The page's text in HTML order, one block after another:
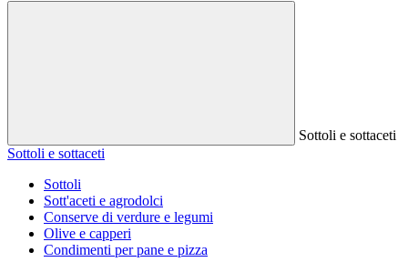
Sottoli e sottaceti
Sottoli e sottaceti
Sottoli
Sott'aceti e agrodolci
Conserve di verdure e legumi
Olive e capperi
Condimenti per pane e pizza